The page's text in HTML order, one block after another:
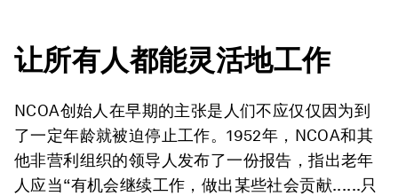
让所有人都能灵活地工作
NCOA创始人在早期的主张是人们不应仅仅因为到
了一定年龄就被迫停止工作。1952年，NCOA和其
他非营利组织的领导人发布了一份报告，指出老年
人应当“有机会继续工作，做出某些社会贡献......只